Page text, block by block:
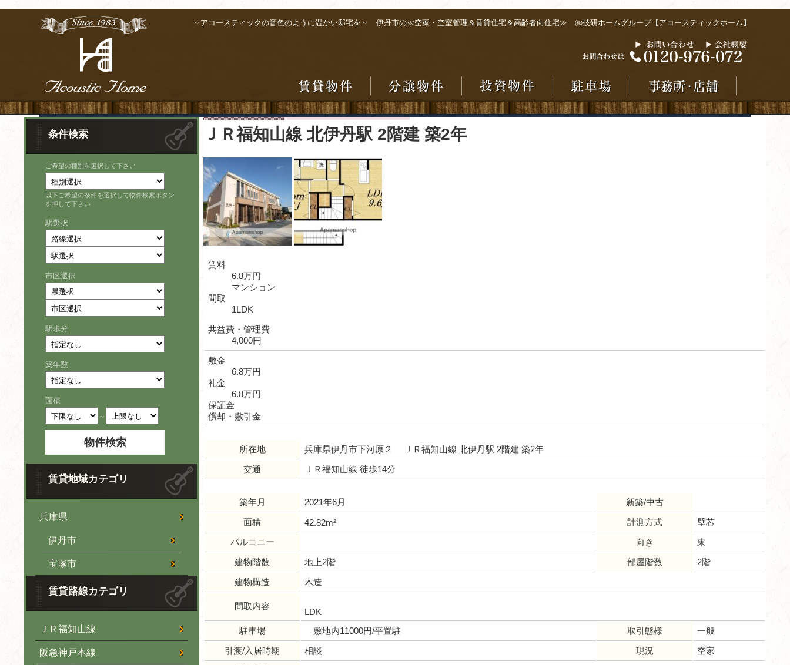
～アコースティックの音色のように温かい邸宅を～ 伊丹市の≪空家・空室管理＆賃貸住宅＆高齢者向住宅≫ ㈱技研ホームグループ【アコースティックホーム】
条件検索
ご希望の種別を選択して下さい
以下ご希望の条件を選択して物件検索ボタン
を押して下さい
駅選択
市区選択
駅歩分
築年数
面積
～
賃貸地域カテゴリ
兵庫県
伊丹市
宝塚市
賃貸路線カテゴリ
ＪＲ福知山線
阪急神戸本線
ＪＲ福知山線 北伊丹駅 2階建 築2年
賃料
6.8万円
マンション
間取
1LDK
共益費・管理費
4,000円
敷金
6.8万円
礼金
6.8万円
保証金
償却・敷引金
所在地
兵庫県伊丹市下河原２ ＪＲ福知山線 北伊丹駅 2階建 築2年
交通
ＪＲ福知山線 徒歩14分
築年月 2021年6月
新築/中古
面積
42.82m² 計測方式
壁芯
バルコニー
向き
東
建物階数
地上2階 部屋階数
2階
建物構造
木造
間取内容
LDK
駐車場
敷地内11000円/平置駐 取引態様
一般
引渡/入居時期
相談 現況
空家